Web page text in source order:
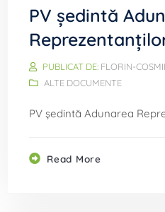
PV ședintă
PUBLICAT DE: FLORIN-
ALTE DOCUMENTE
PV ședintă Adunarea
Read More